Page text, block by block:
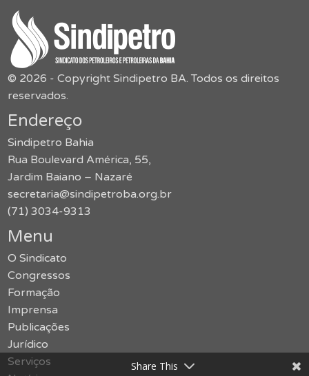
© 2026 - Copyright Sindipetro BA. Todos os direitos
reservados.
Endereço
Sindipetro Bahia
Rua Boulevard América, 55,
Jardim Baiano – Nazaré
secretaria@sindipetroba.org.br
(71) 3034-9313
Menu
O Sindicato
Congressos
Formação
Imprensa
Publicações
Jurídico
Serviços
Share This